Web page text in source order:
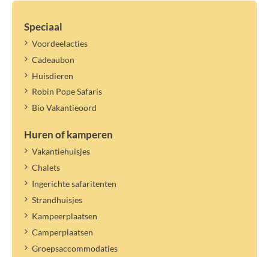
Speciaal
Voordeelacties
Cadeaubon
Huisdieren
Robin Pope Safaris
Bio Vakantieoord
Huren of kamperen
Vakantiehuisjes
Chalets
Ingerichte safaritenten
Strandhuisjes
Kampeerplaatsen
Camperplaatsen
Groepsaccommodaties